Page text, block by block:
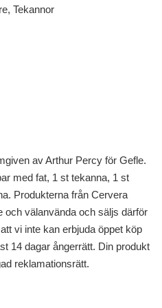
, Tekannor
av Arthur Percy för Gefle.
med fat, 1 st tekanna, 1 st
Produkterna från Cervera
och välanvända och säljs därför
vi inte kan erbjuda öppet köp
14 dagar ångerrätt. Din produkt
reklamationsrätt.